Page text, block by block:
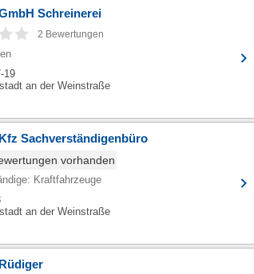
Schreinerei
2 Bewertungen
19
an der Weinstraße
Sachverständigenbüro
vorhanden
Kraftfahrzeuge
an der Weinstraße